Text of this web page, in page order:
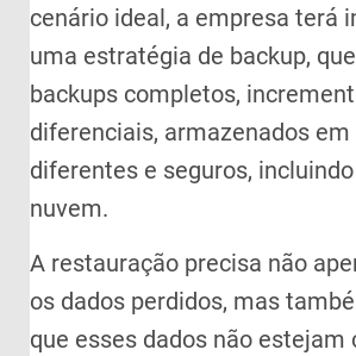
cenário ideal, a empresa terá
uma estratégia de backup,
backups completos,
diferenciais, armazenados
diferentes e seguros,
nuvem.
A restauração precisa não
os dados perdidos, mas
que esses dados não estejam